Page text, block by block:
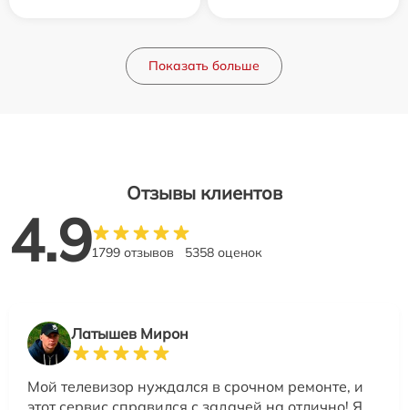
Показать больше
Отзывы клиентов
4.91799 отзывов 5358 оценок
Латышев Мирон
Мой телевизор нуждался в срочном ремонте, и
этот сервис справился с задачей на отлично! Я